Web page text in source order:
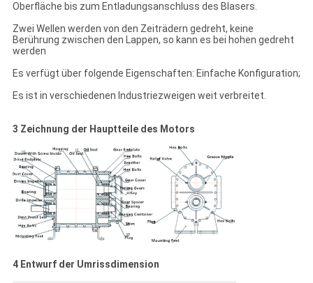
Oberfläche bis zum Entladungsanschluss des Blasers.
Zwei Wellen werden von den Zeiträdern gedreht, keine
Berührung zwischen den Lappen, so kann es bei hohen gedreht
werden
Es verfügt über folgende Eigenschaften: Einfache Konfiguration;
Es ist in verschiedenen Industriezweigen weit verbreitet.
3 Zeichnung der Hauptteile des Motors
4 Entwurf der Umrissdimension